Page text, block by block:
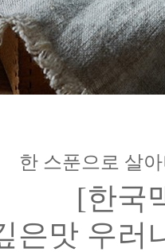
한 스푼으로 살
[한국
은맛 우러